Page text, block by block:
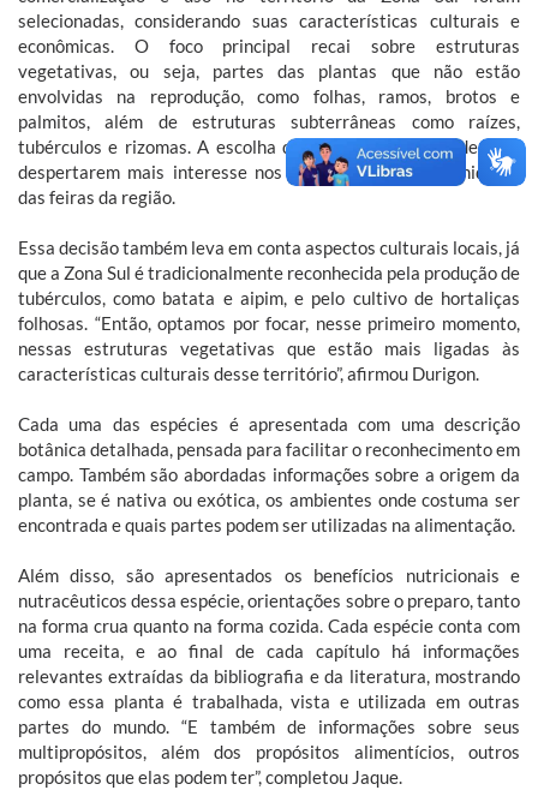
selecionadas, considerando suas características culturais e
econômicas. O foco principal recai sobre estruturas
vegetativas, ou seja, partes das plantas que não estão
envolvidas na reprodução, como folhas, ramos, brotos e
palmitos, além de estruturas subterrâneas como raízes,
tubérculos e rizomas. A escolha dessas estruturas se deu por
despertarem mais interesse nos agricultores e consumidores
das feiras da região.
Essa decisão também leva em conta aspectos culturais locais, já
que a Zona Sul é tradicionalmente reconhecida pela produção de
tubérculos, como batata e aipim, e pelo cultivo de hortaliças
folhosas. “Então, optamos por focar, nesse primeiro momento,
nessas estruturas vegetativas que estão mais ligadas às
características culturais desse território”, afirmou Durigon.
Cada uma das espécies é apresentada com uma descrição
botânica detalhada, pensada para facilitar o reconhecimento em
campo. Também são abordadas informações sobre a origem da
planta, se é nativa ou exótica, os ambientes onde costuma ser
encontrada e quais partes podem ser utilizadas na alimentação.
Além disso, são apresentados os benefícios nutricionais e
nutracêuticos dessa espécie, orientações sobre o preparo, tanto
na forma crua quanto na forma cozida. Cada espécie conta com
uma receita, e ao final de cada capítulo há informações
relevantes extraídas da bibliografia e da literatura, mostrando
como essa planta é trabalhada, vista e utilizada em outras
partes do mundo. “E também de informações sobre seus
multipropósitos, além dos propósitos alimentícios, outros
propósitos que elas podem ter”, completou Jaque.